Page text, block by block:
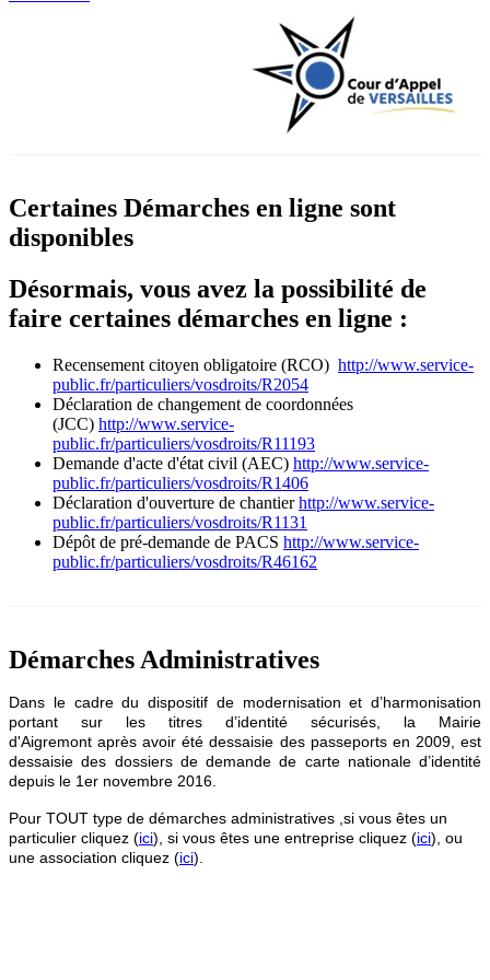
Certaines Démarches en ligne sont
disponibles
Désormais, vous avez la possibilité de
faire certaines démarches en ligne :
Recensement citoyen obligatoire (RCO) http://www.service-
public.fr/particuliers/vosdroits/R2054
Déclaration de changement de coordonnées
(JCC) http://www.service-
public.fr/particuliers/vosdroits/R11193
Demande d'acte d'état civil (AEC) http://www.service-
public.fr/particuliers/vosdroits/R1406
Déclaration d'ouverture de chantierhttp://www.service-
public.fr/particuliers/vosdroits/R1131
Dépôt de pré-demande de PACS http://www.service-
public.fr/particuliers/vosdroits/R46162
Démarches Administratives
Dans le cadre du dispositif de modernisation et d’harmonisation
portant sur les titres d’identité sécurisés, la Mairie
d'Aigremont après avoir été dessaisie des passeports en 2009, est
dessaisie des dossiers de demande de carte nationale d’identité
depuis le 1er novembre 2016.
Pour TOUT type de démarches administratives ,si vous êtes un
particulier cliquez (ici), si vous êtes une entreprise cliquez (ici), ou
une association cliquez (ici).